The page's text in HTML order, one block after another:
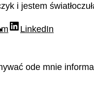
i jestem
LinkedIn
ode mnie